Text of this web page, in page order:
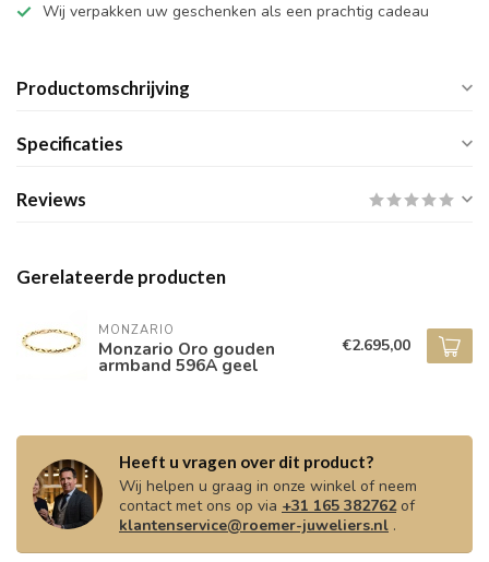
Wij verpakken uw geschenken als een prachtig cadeau
Productomschrijving
Specificaties
Reviews
Gerelateerde producten
MONZARIO
Monzario Oro gouden
armband 596A geel
€2.695,00
Heeft u vragen over dit product?
Wij helpen u graag in onze winkel of neem
contact met ons op via +31 165 382762of
klantenservice@roemer-juweliers.nl .